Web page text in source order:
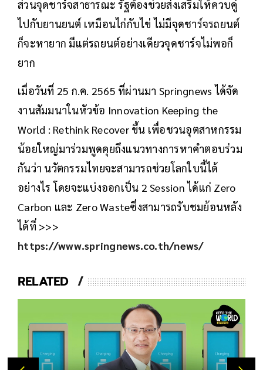
ส่วนจุดชาร์จสาธารณะ รัฐต้องช่วยส่งเสริมให้ควบคู่
ไปกับยานยนต์ เหมือนไก่กับไข่ ไม่มีจุดชาร์จรถยนต์
ก็จะหายาก มีแต่รถยนต์อย่างเดียวจุดชาร์จไม่พอก็
ยาก
เมื่อวันที่ 25 ก.ค. 2565 ที่ผ่านมา Springnews ได้จัด
งานสัมมนาในหัวข้อ Innovation Keeping the
World : Rethink Recover ขึ้น เพื่อชวนอุตสาหกรรม
น้อยใหญ่มาร่วมพูดคุยถึงแนวทางการหาคำตอบร่วม
กันว่า นวัตกรรมไทยจะสามารถช่วยโลกใบนี้ได้
อย่างไร โดยจะแบ่งออกเป็น 2 Session ได้แก่ Zero
Carbon และ Zero Wasteซึ่งสามารถรับชมย้อนหลัง
ได้ที่ >>>
https://www.springnews.co.th/news/
RELATED